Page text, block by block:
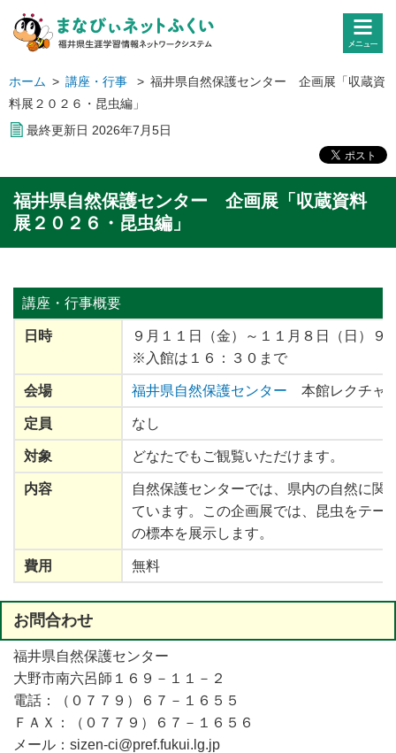
ホーム > 講座・行事 > 福井県自然保護センター 企画展「収蔵資
料展２０２６・昆虫編」
最終更新日 2026年7 月5日
福井県自然保護センター 企画展「収蔵資料
展２０２６・昆虫編」
講座・行事概要
日時
９月１１日（金）～１１月８日（日）９
※入館は１６：３０まで
会場 福井県自然保護センター 本館レクチャ
定員 なし
対象 どなたでもご観覧いただけます。
内容 自然保護センターでは、 県内の自然に関
ています。この企画展では、 昆虫 をテー
の標本を展示します。
費用 無料
お問合わせ
福井県自然保護センター
大野市南六呂師１６９－１１－２
電話：（０７７９）６７－１６５５
ＦＡＸ：（０７７９）６７－１６５６
メール：sizen-ci@pref.fukui.lg.jp